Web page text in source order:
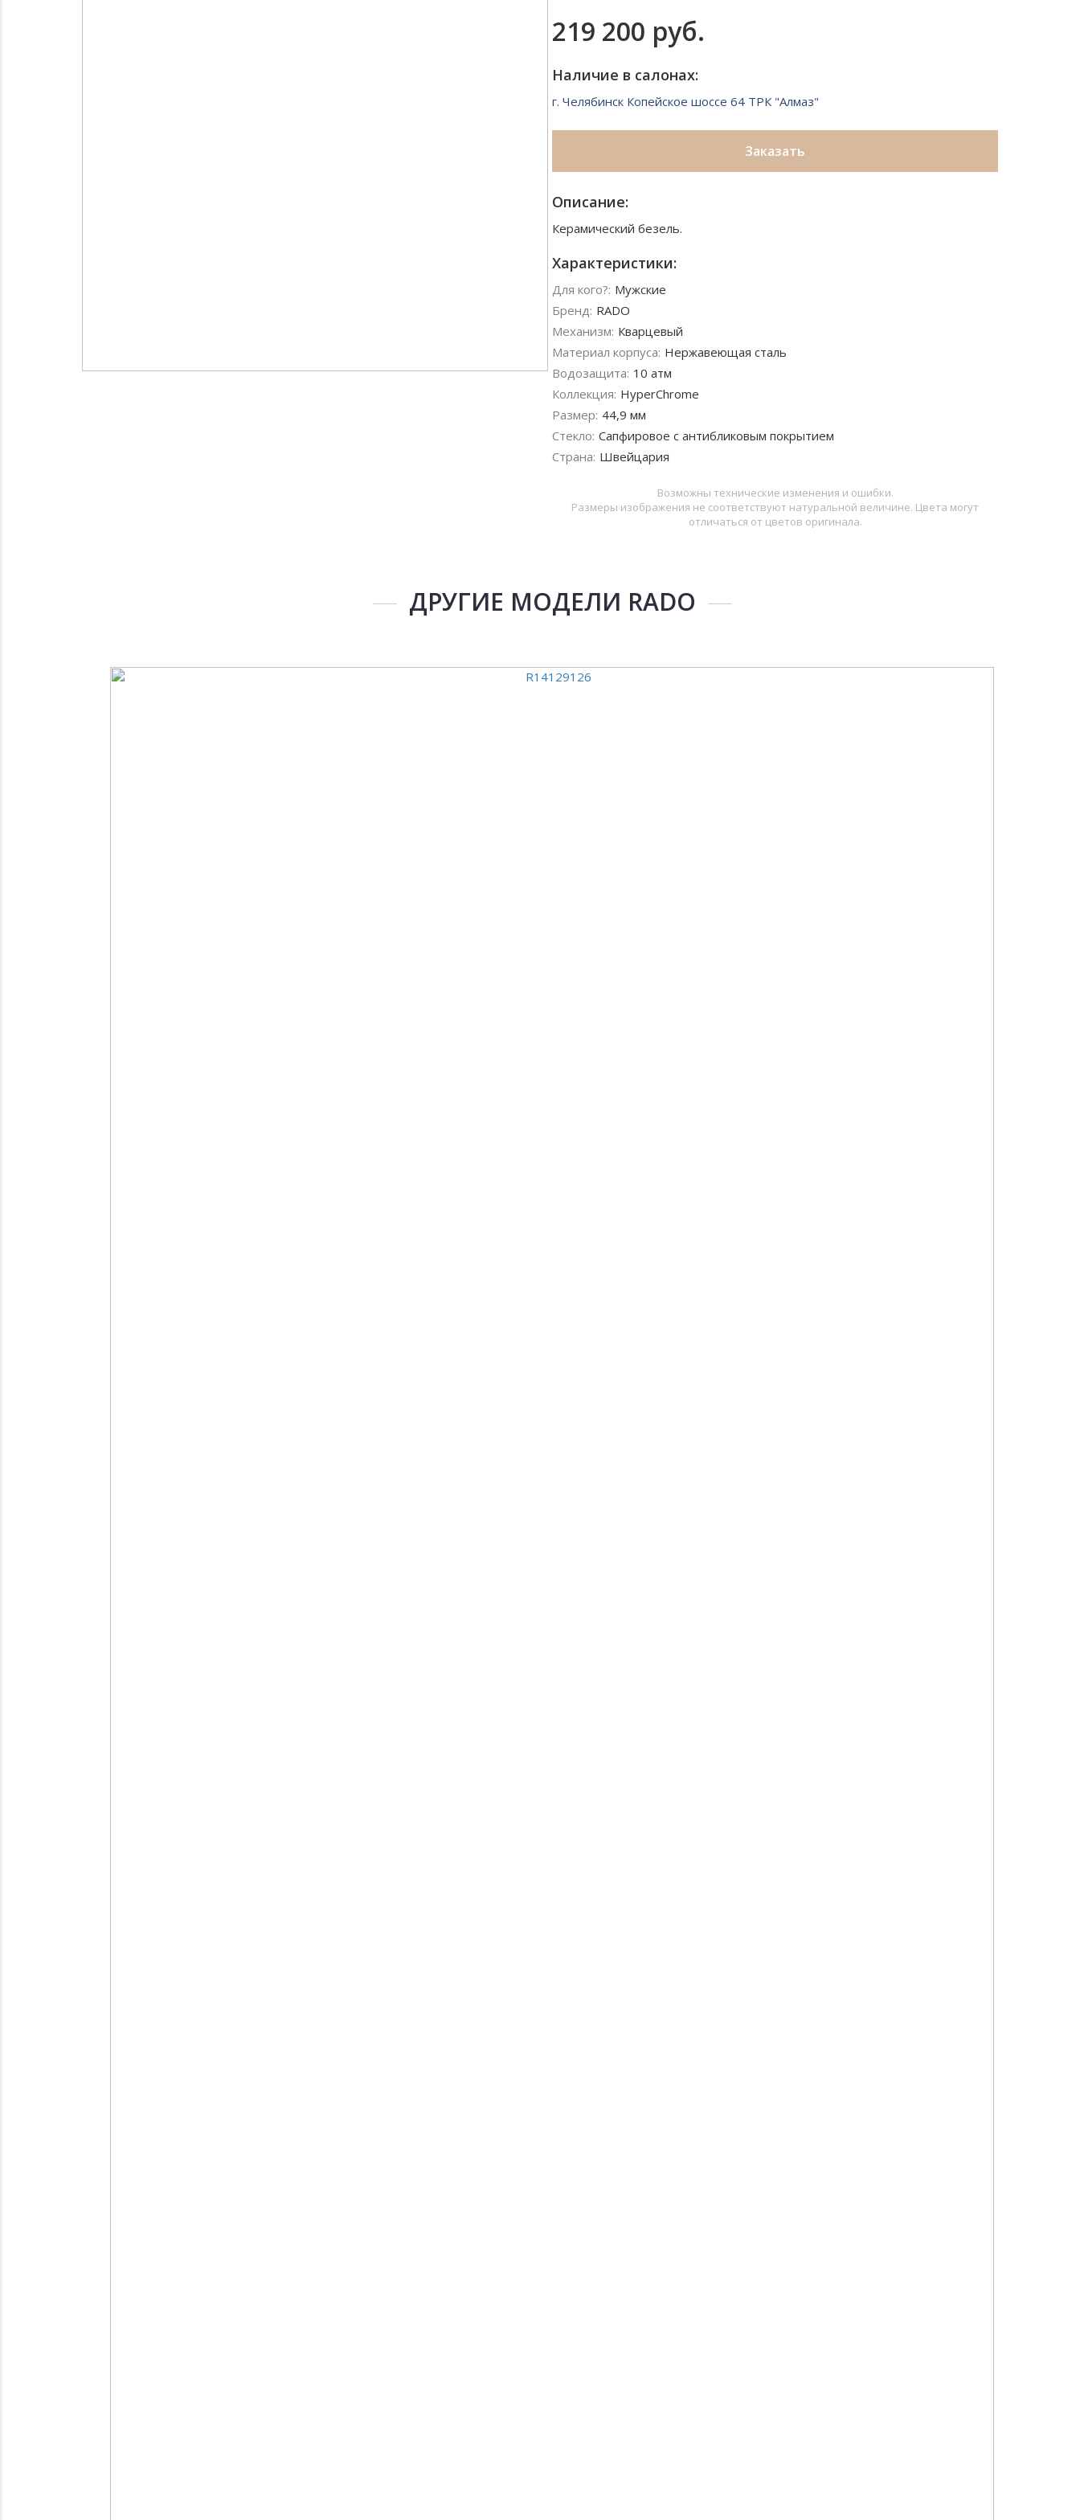
219 200 руб.
Наличие в салонах:
г. Челябинск Копейское шоссе 64 ТРК "Алмаз"
Заказать
Описание:
Керамический безель.
Характеристики:
Для кого?: Мужские
Бренд: RADO
Механизм: Кварцевый
Материал корпуса: Нержавеющая сталь
Водозащита: 10 атм
Коллекция: HyperChrome
Размер: 44,9 мм
Стекло: Сапфировое с антибликовым покрытием
Страна: Швейцария
Возможны технические изменения и ошибки.
Размеры изображения не соответствуют натуральной величине. Цвета могут
отличаться от цветов оригинала.
ДРУГИЕ МОДЕЛИ RADO